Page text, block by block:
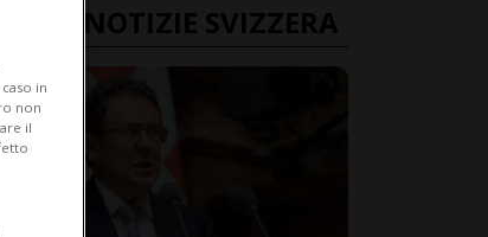
NOTIZIE SVIZZERA
in
non
il